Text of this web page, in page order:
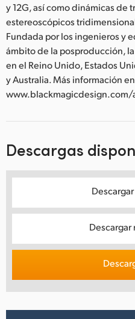
y 12G, así como dinámicas de
estereoscópicos
Fundada por los ingenieros y
ámbito de la posproducción,
en el Reino Unido, Estados
y Australia. Más información en
www.blackmagicdesign.com/
Descargas
Descargar